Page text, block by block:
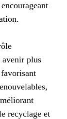
avenir plus
recyclage et